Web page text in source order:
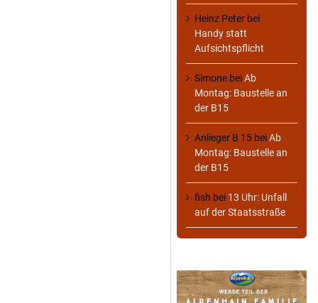
Heinz Peter bei
Handy statt
Aufsichtspflicht
Simone beiAb
Montag: Baustelle an
der B15
Anlieger B 15 beiAb
Montag: Baustelle an
der B15
fish bei 13 Uhr: Unfall
auf der Staatsstraße